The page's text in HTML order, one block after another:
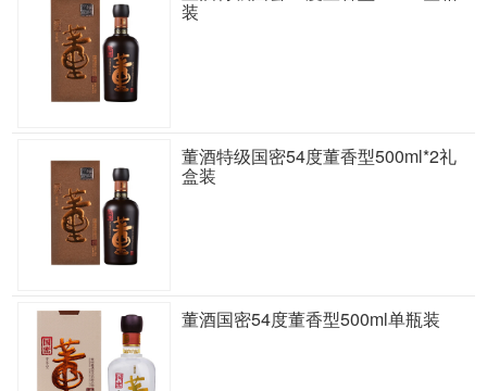
装
董酒特级国密54度董香型500ml*2礼
盒装
董酒国密54度董香型500ml单瓶装